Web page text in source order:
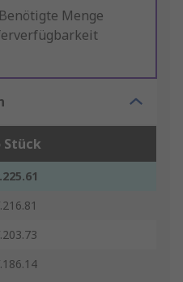
Benötigte Menge
Stück